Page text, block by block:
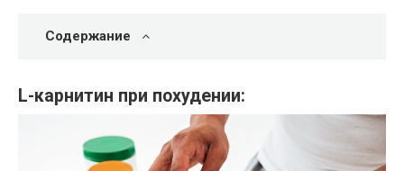
Содержание
L-карнитин при похудении: